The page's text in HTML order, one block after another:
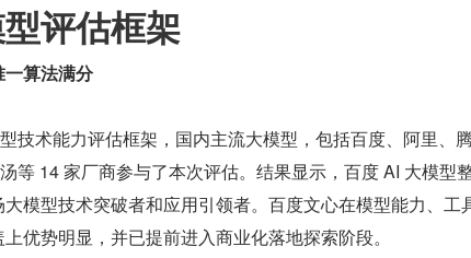
评估框架
算法满分
技术能力评估框架，国内主流大模型，包括百度、阿里、腾
等 14 家厂商参与了本次评估。结果显示，百度 AI 大模型
模型技术突破者和应用引领者。百度文心在模型能力、工
优势明显，并已提前进入商业化落地探索阶段。